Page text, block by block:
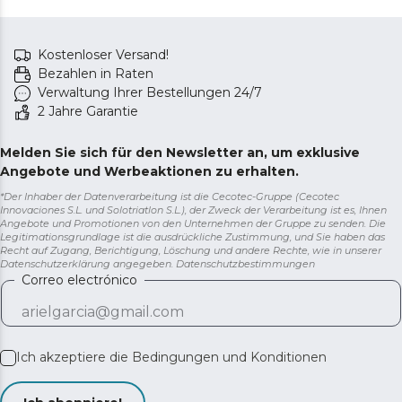
Kostenloser Versand!
Bezahlen in Raten
Verwaltung Ihrer Bestellungen 24/7
2 Jahre Garantie
Melden Sie sich für den Newsletter an, um exklusive
Angebote und Werbeaktionen zu erhalten.
*Der Inhaber der Datenverarbeitung ist die Cecotec-Gruppe (Cecotec
Innovaciones S.L. und Solotriatlon S.L.), der Zweck der Verarbeitung ist es, Ihnen
Angebote und Promotionen von den Unternehmen der Gruppe zu senden. Die
Legitimationsgrundlage ist die ausdrückliche Zustimmung, und Sie haben das
Recht auf Zugang, Berichtigung, Löschung und andere Rechte, wie in unserer
Datenschutzerklärung angegeben. Datenschutzbestimmungen
Correo electrónico
Ich akzeptiere die Bedingungen und Konditionen